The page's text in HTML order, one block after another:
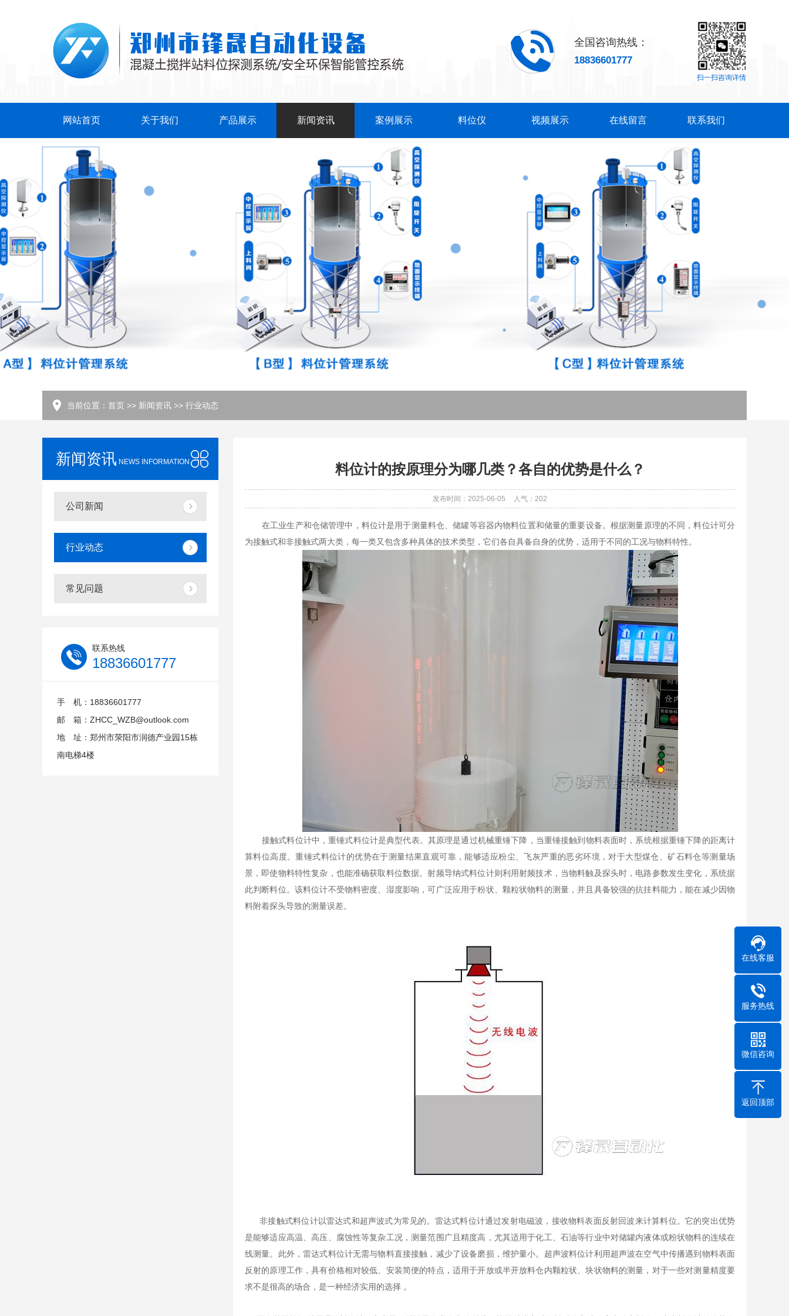
扫一扫咨询详情
全国咨询热线：
18836601777
网站首页 关于我们 产品展示 新闻资讯 案例展示 料位仪 视频展示 在线留言 联系我们
当前位置： 首页 >> 新闻资讯 >> 行业动态
新闻资讯 NEWS INFORMATION
公司新闻
行业动态
常见问题
联系热线
18836601777
手 机：18836601777
邮 箱：ZHCC_WZB@outlook.com
地 址：郑州市荥阳市润德产业园15栋
南电梯4楼
料位计的按原理分为哪几类？各自的优势是什么？
发布时间：2025-06-05 人气：202
在工业生产和仓储管理中，料位计是用于测量料仓、储罐等容器内物料位置和储量的重要设备。根据测量原理的不同，料位计可分
为接触式和非接触式两大类，每一类又包含多种具体的技术类型，它们各自具备自身的优势，适用于不同的工况与物料特性。
接触式料位计中，重锤式料位计是典型代表。其原理是通过机械重锤下降，当重锤接触到物料表面时，系统根据重锤下降的距离计
算料位高度。重锤式料位计的优势在于测量结果直观可靠，能够适应粉尘、飞灰严重的恶劣环境，对于大型煤仓、矿石料仓等测量场
景，即使物料特性复杂，也能准确获取料位数据。射频导纳式料位计则利用射频技术，当物料触及探头时，电路参数发生变化，系统据
此判断料位。该料位计不受物料密度、湿度影响，可广泛应用于粉状、颗粒状物料的测量，并且具备较强的抗挂料能力，能在减少因物
料附着探头导致的测量误差。
非接触式料位计以雷达式和超声波式为常见的。雷达式料位计通过发射电磁波，接收物料表面反射回波来计算料位。它的突出优势
是能够适应高温、高压、腐蚀性等复杂工况，测量范围广且精度高，尤其适用于化工、石油等行业中对储罐内液体或粉状物料的连续在
线测量。此外，雷达式料位计无需与物料直接接触，减少了设备磨损，维护量小。超声波料位计利用超声波在空气中传播遇到物料表面
反射的原理工作，具有价格相对较低、安装简便的特点，适用于开放或半开放料仓内颗粒状、块状物料的测量，对于一些对测量精度要
求不是很高的场合，是一种经济实用的选择 。
在线客服
服务热线
微信咨询
返回顶部